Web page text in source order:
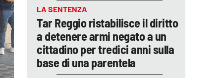
LA SENTENZA
Tar Reggio ristabilisce il diritto
a detenere armi negato a un
cittadino per tredici anni sulla
base di una parentela